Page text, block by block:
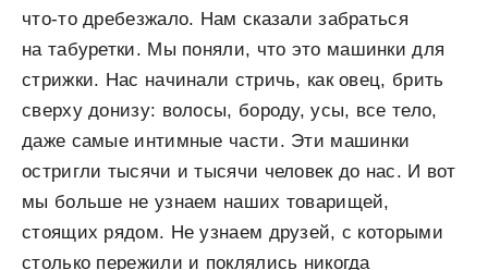
что-то дребезжало. Нам сказали забраться
на табуретки. Мы поняли, что это машинки для
стрижки. Нас начинали стричь, как овец, брить
сверху донизу: волосы, бороду, усы, все тело,
даже самые интимные части. Эти машинки
остригли тысячи и тысячи человек до нас. И вот
мы больше не узнаем наших товарищей,
стоящих рядом. Не узнаем друзей, с которыми
столько пережили и поклялись никогда